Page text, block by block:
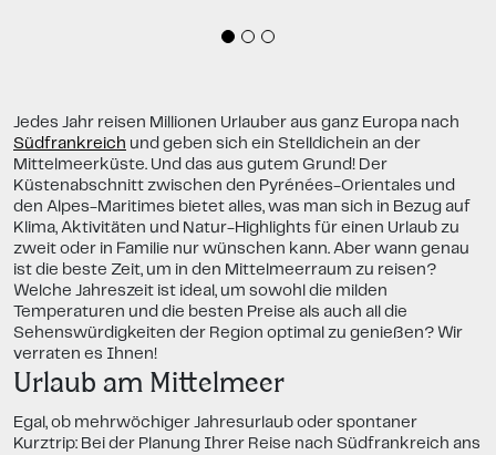
Jedes Jahr reisen Millionen Urlauber aus ganz Europa nach
Südfrankreich und geben sich ein Stelldichein an der
Mittelmeerküste. Und das aus gutem Grund! Der
Küstenabschnitt zwischen den Pyrénées-Orientales und
den Alpes-Maritimes bietet alles, was man sich in Bezug auf
Klima, Aktivitäten und Natur-Highlights für einen Urlaub zu
zweit oder in Familie nur wünschen kann. Aber wann genau
ist die beste Zeit, um in den Mittelmeerraum zu reisen?
Welche Jahreszeit ist ideal, um sowohl die milden
Temperaturen und die besten Preise als auch all die
Sehenswürdigkeiten der Region optimal zu genießen? Wir
verraten es Ihnen!
Urlaub am Mittelmeer
Egal, ob mehrwöchiger Jahresurlaub oder spontaner
Kurztrip: Bei der Planung Ihrer Reise nach Südfrankreich ans